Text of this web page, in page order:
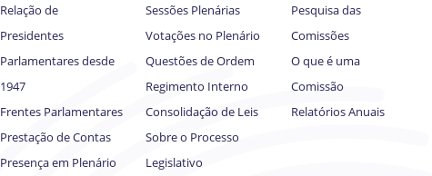
Relação de
Presidentes
Parlamentares desde
1947
Frentes Parlamentares
Prestação de Contas
Presença em Plenário
Sessões Plenárias
Votações no Plenário
Questões de Ordem
Regimento Interno
Consolidação de Leis
Sobre o Processo
Legislativo
Pesquisa das
Comissões
O que é uma
Comissão
Relatórios Anuais